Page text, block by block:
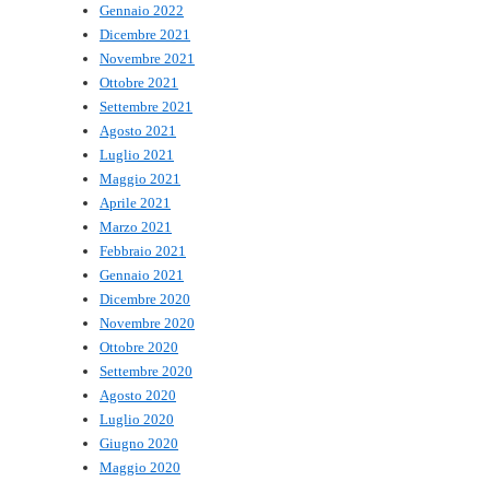
Gennaio 2022
Dicembre 2021
Novembre 2021
Ottobre 2021
Settembre 2021
Agosto 2021
Luglio 2021
Maggio 2021
Aprile 2021
Marzo 2021
Febbraio 2021
Gennaio 2021
Dicembre 2020
Novembre 2020
Ottobre 2020
Settembre 2020
Agosto 2020
Luglio 2020
Giugno 2020
Maggio 2020